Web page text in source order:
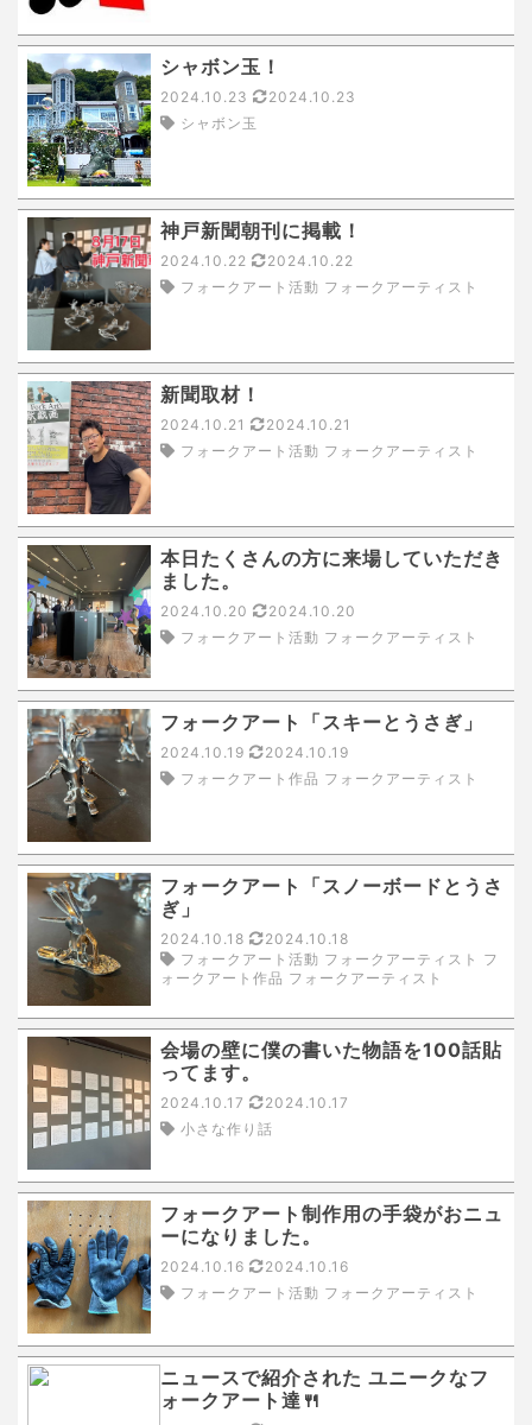
シャボン玉！
2024.10.23
2024.10.23
シャボン玉
神戸新聞朝刊に掲載！
2024.10.22
2024.10.22
フォークアート活動 フォークアーティスト
新聞取材！
2024.10.21
2024.10.21
フォークアート活動 フォークアーティスト
本日たくさんの方に来場していただき
ました。
2024.10.20
2024.10.20
フォークアート活動 フォークアーティスト
フォークアート「スキーとうさぎ」
2024.10.19
2024.10.19
フォークアート作品 フォークアーティスト
フォークアート「スノーボードとうさ
ぎ」
2024.10.18
2024.10.18
フォークアート活動 フォークアーティスト フ
ォークアート作品 フォークアーティスト
会場の壁に僕の書いた物語を100話貼
ってます。
2024.10.17
2024.10.17
小さな作り話
フォークアート制作用の手袋がおニュ
ーになりました。
2024.10.16
2024.10.16
フォークアート活動 フォークアーティスト
ニュースで紹介された ユニークなフ
ォークアート達🍴